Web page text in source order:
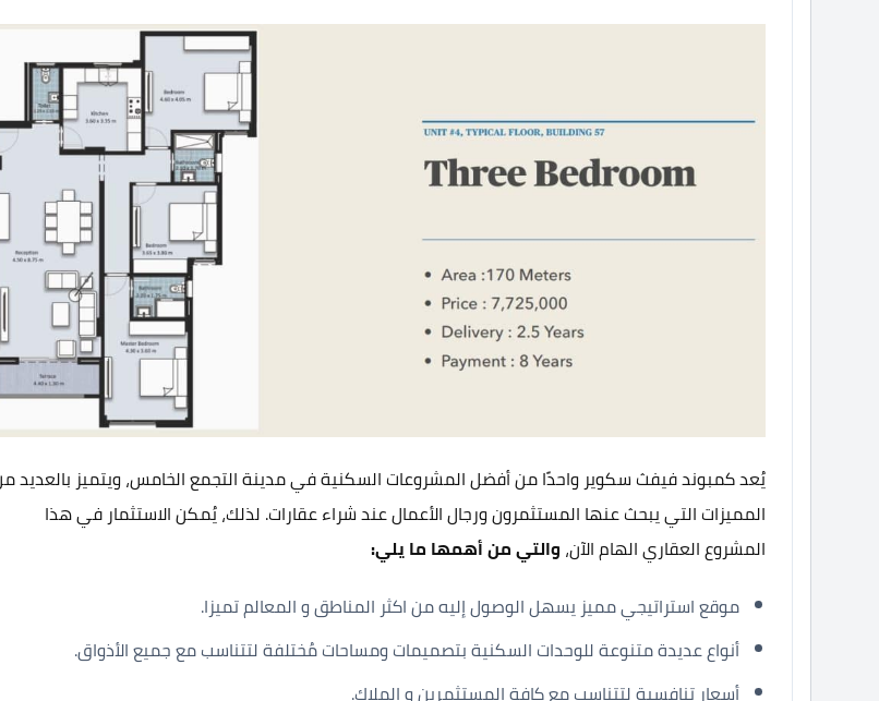
يُعد كمبوند فيفث سكوير واحدًا من أفضل المشروعات السكنية في مدينة التجمع الخامس، ويتميز بالعديد
المميزات التي يبحث عنها المستثمرون ورجال الأعمال عند شراء عقارات. لذلك، يُمكن الاستثمار في هذا
المشروع العقاري الهام الآن، والتي من أهمها ما يلي:
موقع استراتيجي مميز يسهل الوصول إليه من اكثر المناطق و المعالم تميزا.
أنواع عديدة متنوعة للوحدات السكنية بتصميمات ومساحات مُختلفة لتتناسب مع جميع الأذواق.
أسعار تنافسية لتتناسب مع كافة المستثمرين و الملاك.